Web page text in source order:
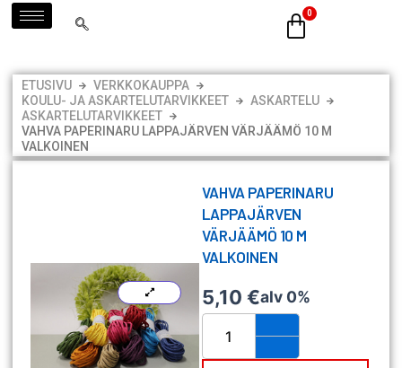
Siirry
sisältöön
ETUSIVU
VERKKOKAUPPA
KOULU- JA ASKARTELUTARVIKKEET
ASKARTELU
ASKARTELUTARVIKKEET
VAHVA PAPERINARU LAPPAJÄRVEN VÄRJÄÄMÖ 10 M
VALKOINEN
VAHVA PAPERINARU
LAPPAJÄRVEN
VÄRJÄÄMÖ 10 M
VALKOINEN
5,10€alv 0%
Vahva
paperinaru
Lappajärven